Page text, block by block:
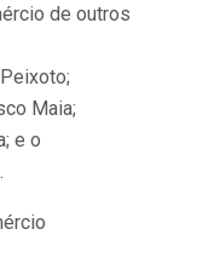
de outros
Maia;
e o
.